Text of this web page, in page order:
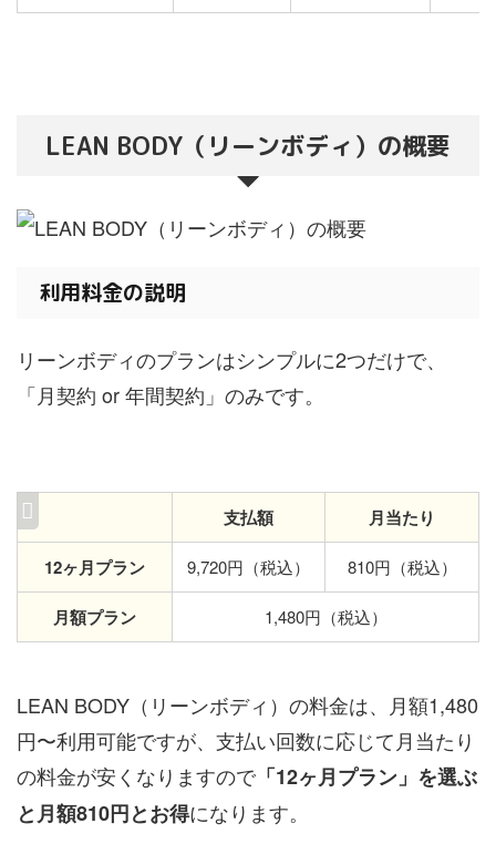
LEAN BODY（リーンボディ）の概要
利用料金の説明
リーンボディのプランはシンプルに2つだけで、
「月契約 or 年間契約」のみです。
支払額 月当たり
12ヶ月プラン 9,720円（税込） 810円（税込）
月額プラン 1,480円（税込）
LEAN BODY（リーンボディ）の料金は、月額1,480
円〜利用可能ですが、支払い回数に応じて月当たり
の料金が安くなりますので「12ヶ月プラン」を選ぶ
と月額810円とお得になります。